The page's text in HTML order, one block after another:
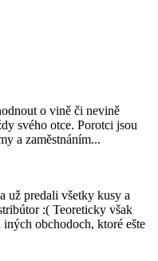
o vině či nevině
svého otce. Porotci jsou
a zaměstnáním...
už predali všetky kusy a
:( Teoreticky však
obchodoch, ktoré ešte